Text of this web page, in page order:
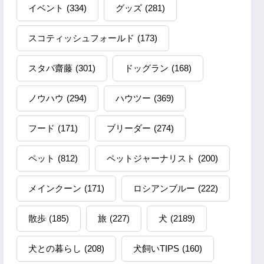
イベント (334) グッズ (281)
スコティッシュフォールド (173)
スタパ齋藤 (301) ドッグラン (168)
ノウハウ (294) ハウツー (369)
フード (171) ブリーダー (274)
ペット (812) ペットジャーナリスト (200)
メインクーン (171) ロシアンブルー (222)
散歩 (185) 旅 (227) 犬 (2189)
犬との暮らし (208) 犬飼いTIPS (160)